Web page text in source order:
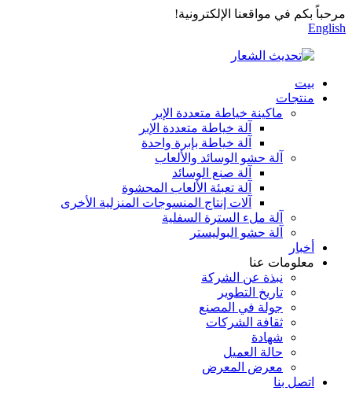
مرحباً بكم في مواقعنا الإلكترونية!
English
بيت
منتجات
ماكينة خياطة متعددة الإبر
آلة خياطة متعددة الإبر
آلة خياطة بإبرة واحدة
آلة حشو الوسائد والألعاب
آلة صنع الوسائد
آلة تعبئة الألعاب المحشوة
آلات إنتاج المنسوجات المنزلية الأخرى
آلة ملء السترة السفلية
آلة حشو البوليستر
أخبار
معلومات عنا
نبذة عن الشركة
تاريخ التطوير
جولة في المصنع
ثقافة الشركات
شهادة
حالة العميل
معرض المعرض
اتصل بنا